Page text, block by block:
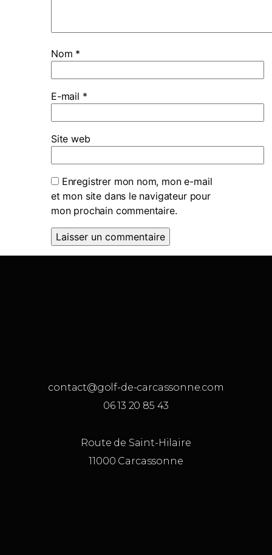
Nom *
E-mail *
Site web
Enregistrer mon nom, mon e-mail
et mon site dans le navigateur pour
mon prochain commentaire.
contact@golf-de-carcassonne.com
06 13 20 85 43
Route de Saint-Hilaire
11000 Carcassonne